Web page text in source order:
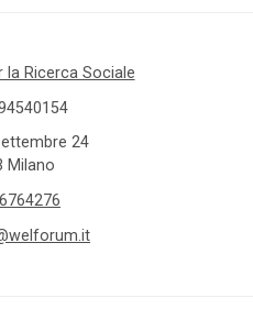
la Ricerca Sociale
24
Milano